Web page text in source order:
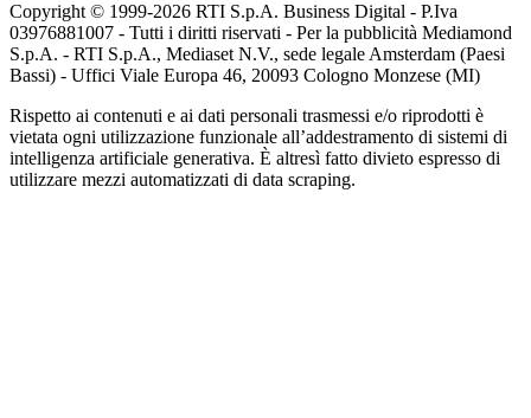
Copyright © 1999-2026 RTI S.p.A. Business Digital - P.Iva
03976881007 - Tutti i diritti riservati - Per la pubblicità Mediamond
S.p.A. - RTI S.p.A., Mediaset N.V., sede legale Amsterdam (Paesi
Bassi) - Uffici Viale Europa 46, 20093 Cologno Monzese (MI)
Rispetto ai contenuti e ai dati personali trasmessi e/o riprodotti è
vietata ogni utilizzazione funzionale all’addestramento di sistemi di
intelligenza artificiale generativa. È altresì fatto divieto espresso di
utilizzare mezzi automatizzati di data scraping.